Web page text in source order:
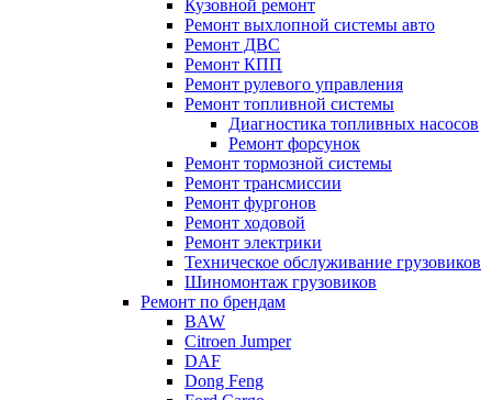
Кузовной ремонт
Ремонт выхлопной системы авто
Ремонт ДВС
Ремонт КПП
Ремонт рулевого управления
Ремонт топливной системы
Диагностика топливных насосов
Ремонт форсунок
Ремонт тормозной системы
Ремонт трансмиссии
Ремонт фургонов
Ремонт ходовой
Ремонт электрики
Техническое обслуживание грузовиков
Шиномонтаж грузовиков
Ремонт по брендам
BAW
Citroen Jumper
DAF
Dong Feng